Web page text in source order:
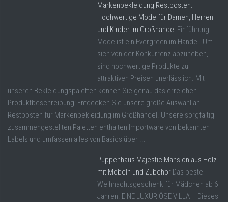
Markenbekleidung Restposten:
Hochwertige Mode für Damen, Herren
und Kinder im Großhandel Einführung:
Mode ist ein Evergreen im Handel. Um
sich von der Konkurrenz abzuheben,
sind hochwertige Produkte zu
attraktiven Preisen unerlässlich. Mit
unseren Bekleidungspaletten können Sie genau das erreichen.
Produktbeschreibung: Entdecken Sie unsere große Auswahl an
Restposten für Markenbekleidung im Großhandel. Unsere sorgfältig
zusammengestellten Paletten enthalten Importware von bekannten
Labels und umfassen alles von Basics über ...
Puppenhaus Majestic Mansion aus Holz
mit Möbeln und Zubehör Das beste
Weihnachtsgeschenk für Mädchen ab 6
Jahren. EINE LUXURIÖSE VILLA – Dieses